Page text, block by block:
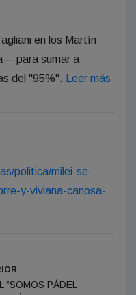
en los Martín
para sumar a
del "95%".
Leer más
politica/milei-se-
y-viviana-canosa-
“SOMOS PÁDEL